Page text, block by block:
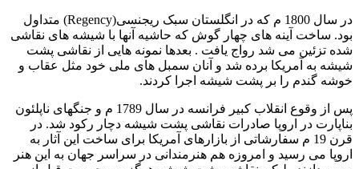
در سال 1800 م که در انگلستان سبک ریجنسی(Regency) متداول
بود. ساخت آینه های چهار گوش که حاشیه آنها با شیشه های نقاشی
شده تزئین می شد رواج یافت . بعدها نمونه هایی از نقاشی پشت
شیشه به آمریکا برده شد و آنان سمبل های ملی خود مثل عقاب و
خوشه گندم را بر پشت شیشه اجرا کردند.
پس از وقوع انقلاب کبیر فرانسه در سال 1789 م و جنگهای ناپلئون
بناپارت در اروپا صادرات نقاشی پشت شیشه دچار رکود شد. در
قرن 19 م سفارشاتی از بازارهای آمریکا برای ساخت این آثار به
اروپا می رسید و امروزه هم هنرمندانی در سراسر جهان به این هنر